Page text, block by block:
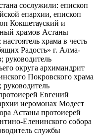
сослужили: епископ
епархии, епископ
Кокшетауский и
храмов Астаны
храма в честь
Радость» г. Алма-
руководитель
округа архимандрит
Покровского храма
Евгений
иеромонах Модест
Астаны протоиерей
Еленинского собора
службы